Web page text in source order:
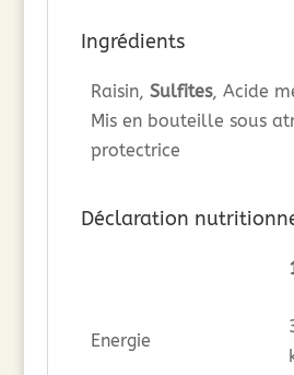
Ingrédients
Raisin, Sulfites, Acide
Mis en bouteille sous
protectrice
Déclaration
Energie